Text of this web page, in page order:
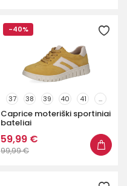
-40%
37 38 39 40 41 ...
Caprice moteriški sportiniai
bateliai
59,99 €
99,99 €